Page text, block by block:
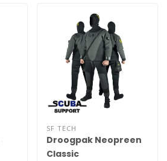
SF TECH
Droogpak Neopreen
Classic